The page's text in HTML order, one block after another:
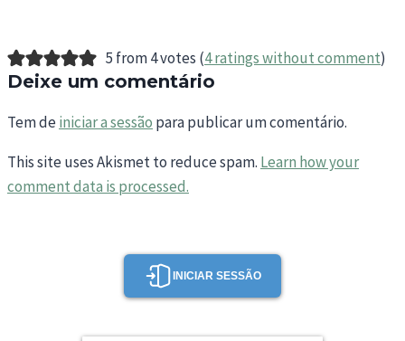
5 from 4 votes (4 ratings without comment)
Deixe um comentário
Tem deiniciar a sessão para publicar um comentário.
This site uses Akismet to reduce spam. Learn how your
comment data is processed.
INICIAR SESSÃO